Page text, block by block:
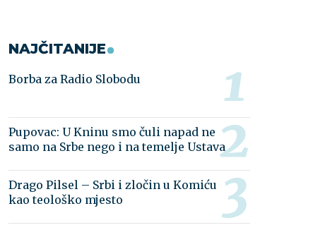
NAJČITANIJE
Borba za Radio Slobodu
Pupovac: U Kninu smo čuli napad ne
samo na Srbe nego i na temelje Ustava
Drago Pilsel – Srbi i zločin u Komiću
kao teološko mjesto